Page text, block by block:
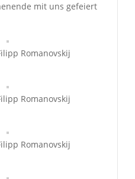
mit uns gefeiert
Romanovskij
Romanovskij
Romanovskij